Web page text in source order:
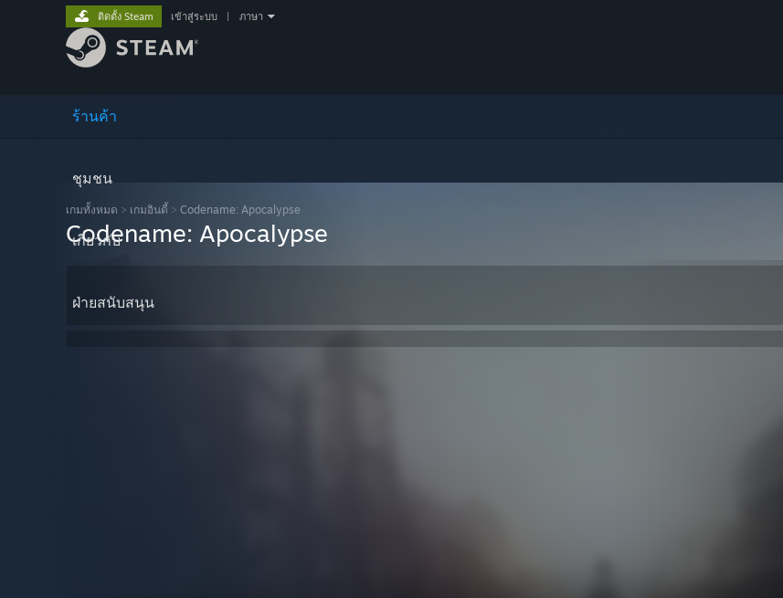
ร้านค้า
ชุมชน
เกี่ยวกับ
ฝ่ายสนับสนุน
ติดตั้ง Steam เข้าสู่ระบบ ภาษา
เกมทั้งหมด > เกมอินดี้ > Codename: Apocalypse
Codename: Apocalypse